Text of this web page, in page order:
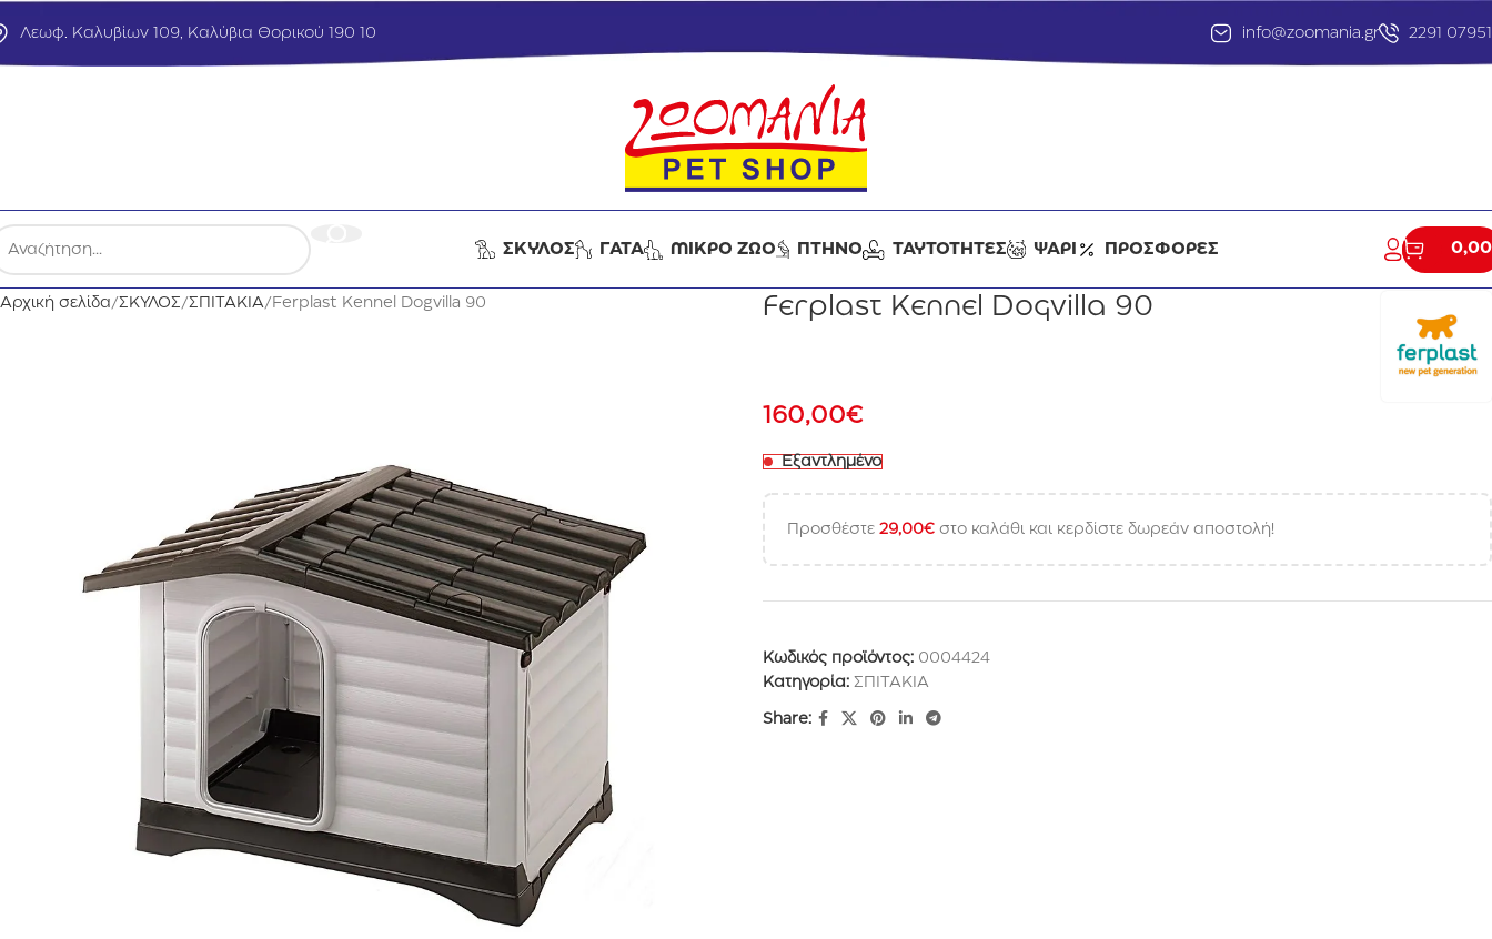
Λεωφ. Καλυβίων 109, Καλύβια Θορικού 190 10 info@zoomania.gr 2291
ΣΚΥΛΟΣ ΓΑΤΑ ΜΙΚΡΟ ΖΩΟ ΠΤΗΝΟ ΤΑΥΤΟΤΗΤΕΣ ΨΑΡΙ ΠΡΟΣΦΟΡΕΣ 0,00
Αρχική σελίδα ΣΚΥΛΟΣ ΣΠΙΤΑΚΙΑ Ferplast Kennel Dogvilla 90 Ferplast Kennel Dogvilla 90
160,00€
Εξαντλημένο
Προσθέστε 29,00€ στο καλάθι και κερδίστε δωρεάν αποστολή!
Κωδικός προϊόντος: 0004424
Κατηγορία: ΣΠΙΤΑΚΙΑ
Share: